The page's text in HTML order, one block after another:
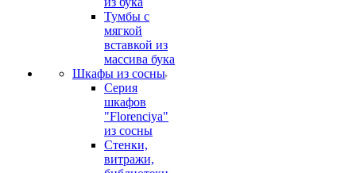
Тумбы с
мягкой
вставкой из
массива бука
Шкафы из сосны
Серия
шкафов
"Florenciya"
из сосны
Стенки,
витражи,